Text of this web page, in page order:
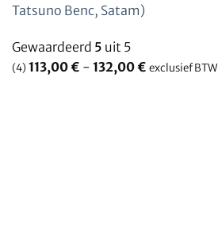
Tatsuno Benc, Satam)
Gewaardeerd 5 uit 5
(4) 113,00€ - 132,00€ exclusief BTW